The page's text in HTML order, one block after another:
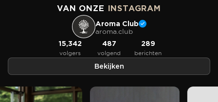
VAN ONZE INSTAGRAM
Aroma Club
aroma.club
15,342
volgers
487
volgend
289
berichten
Bekijken